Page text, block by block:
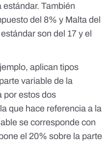
También
del 8% y Malta del
son del 17 y el
aplican tipos
variable de la
por estos dos
que hace referencia a la
se corresponde con
el 20% sobre la parte